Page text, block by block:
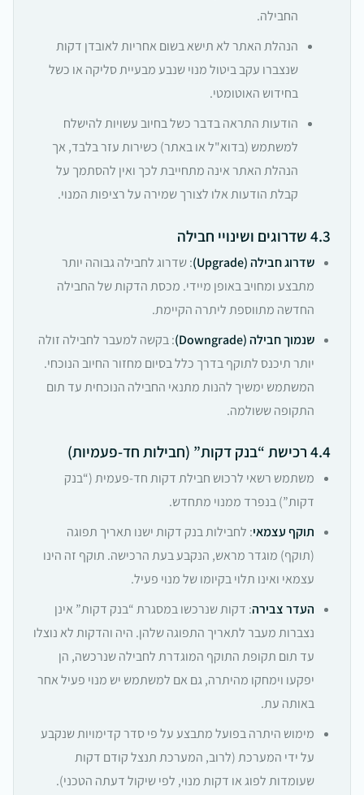
החבילה.
הנהלת האתר לא תישא בשום אחריות לאובדן דקות
שנצברו עקב ביטול מנוי שנבע מבעיית סליקה או כשל
בחידוש האוטומטי.
הודעות התראה בדבר כשל בחיוב עשויות להישלח
למשתמש (בדוא"ל או באתר) כשירות עזר בלבד, אך
הנהלת האתר אינה מתחייבת לכך ואין להסתמך על
קבלת הודעות אלו לצורך שמירה על רציפות המנוי.
4.3 שדרוגים ושינויי חבילה
שדרוג חבילה (Upgrade)
: שדרוג לחבילה גבוהה יותר
מתבצע ומחויב באופן מיידי. מכסת הדקות של החבילה
החדשה מתווספת ליתרה הקיימת.
שנמוך חבילה (Downgrade)
: בקשה למעבר לחבילה זולה
יותר תיכנס לתוקף בדרך כלל בסיום מחזור החיוב הנוכחי.
המשתמש ימשיך להנות מתנאי החבילה הנוכחית עד תום
התקופה ששולמה.
4.4 רכישת “בנק דקות” (חבילות חד-פעמיות)
משתמש רשאי לרכוש חבילת דקות חד-פעמית (“בנק
דקות”) בנפרד ממנוי מתחדש.
תוקף עצמאי: לחבילות בנק דקות ישנו תאריך תפוגה
(תוקף) מוגדר מראש, הנקבע בעת הרכישה. תוקף זה הינו
עצמאי ואינו תלוי בקיומו של מנוי פעיל.
העדר צבירה: דקות שנרכשו במסגרת “בנק דקות” אינן
נצברות מעבר לתאריך התפוגה שלהן. היה והדקות לא נוצלו
עד תום תקופת התוקף המוגדרת לחבילה שנרכשה, הן
יפקעו וימחקו מהיתרה, גם אם למשתמש יש מנוי פעיל אחר
באותה עת.
מימוש היתרה בפועל מתבצע על פי סדר קדימויות שנקבע
על ידי המערכת (לרוב, המערכת תנצל קודם דקות
שעומדות לפוג או דקות מנוי, לפי שיקול דעתה הטכני).